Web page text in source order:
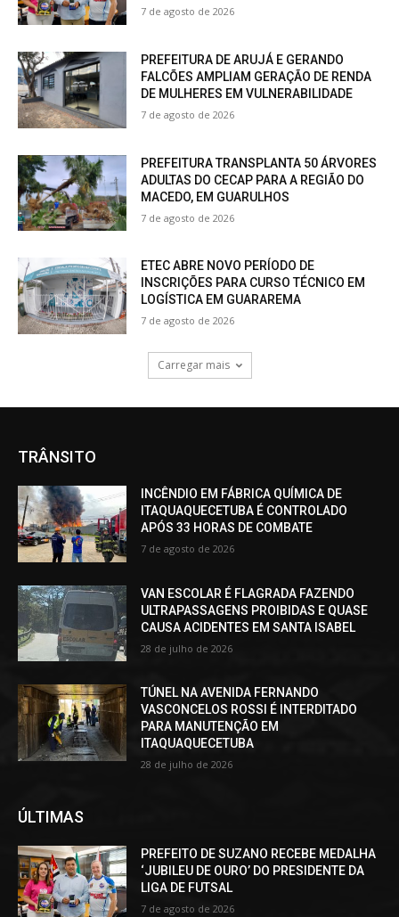
7 de agosto de 2026
PREFEITURA DE ARUJÁ E GERANDO
FALCÕES AMPLIAM GERAÇÃO DE RENDA
DE MULHERES EM VULNERABILIDADE
7 de agosto de 2026
PREFEITURA TRANSPLANTA 50 ÁRVORES
ADULTAS DO CECAP PARA A REGIÃO DO
MACEDO, EM GUARULHOS
7 de agosto de 2026
ETEC ABRE NOVO PERÍODO DE
INSCRIÇÕES PARA CURSO TÉCNICO EM
LOGÍSTICA EM GUARAREMA
7 de agosto de 2026
Carregar mais
TRÂNSITO
INCÊNDIO EM FÁBRICA QUÍMICA DE
ITAQUAQUECETUBA É CONTROLADO
APÓS 33 HORAS DE COMBATE
7 de agosto de 2026
VAN ESCOLAR É FLAGRADA FAZENDO
ULTRAPASSAGENS PROIBIDAS E QUASE
CAUSA ACIDENTES EM SANTA ISABEL
28 de julho de 2026
TÚNEL NA AVENIDA FERNANDO
VASCONCELOS ROSSI É INTERDITADO
PARA MANUTENÇÃO EM
ITAQUAQUECETUBA
28 de julho de 2026
ÚLTIMAS
PREFEITO DE SUZANO RECEBE MEDALHA
‘JUBILEU DE OURO’ DO PRESIDENTE DA
LIGA DE FUTSAL
7 de agosto de 2026